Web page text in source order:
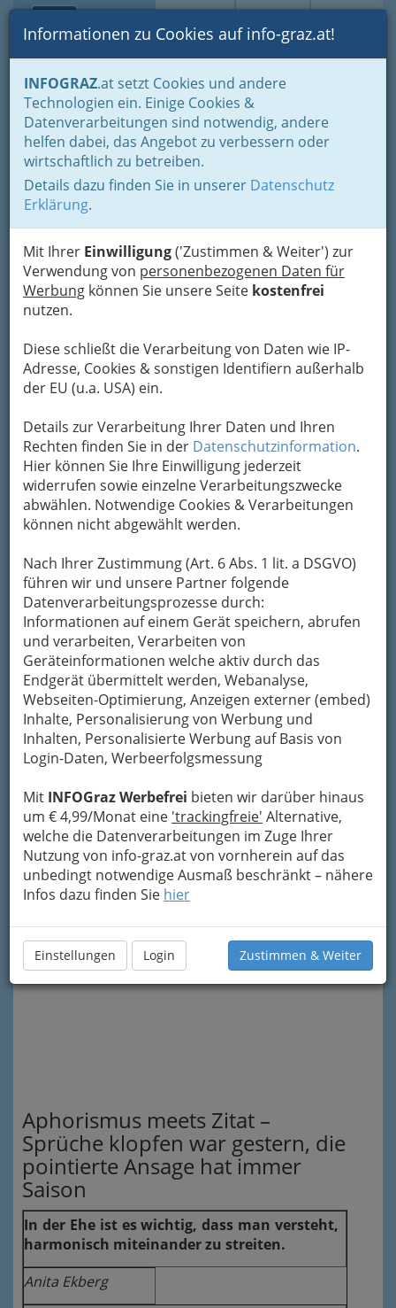
Suche Login Toggle
Informationen zu Cookies auf info-graz.at!
INFOGRAZ.at setzt Cookies und andere
Technologien ein. Einige Cookies &
Datenverarbeitungen sind notwendig, andere
helfen dabei, das Angebot zu verbessern oder
wirtschaftlich zu betreiben.
Details dazu finden Sie in unserer Datenschutz
Erklärung.
Mit Ihrer Einwilligung('Zustimmen & Weiter') zur
Verwendung von personenbezogenen Daten für
Werbung können Sie unsere Seite kostenfrei
nutzen.
Diese schließt die Verarbeitung von Daten wie IP-
Adresse, Cookies & sonstigen Identifiern außerhalb
der EU (u.a. USA) ein.
Details zur Verarbeitung Ihrer Daten und Ihren
Rechten finden Sie in der Datenschutzinformation.
Hier können Sie Ihre Einwilligung jederzeit
widerrufen sowie einzelne Verarbeitungszwecke
abwählen. Notwendige Cookies & Verarbeitungen
können nicht abgewählt werden.
Nach Ihrer Zustimmung (Art. 6 Abs. 1 lit. a DSGVO)
führen wir und unsere Partner folgende
Datenverarbeitungsprozesse durch:
Informationen auf einem Gerät speichern, abrufen
und verarbeiten, Verarbeiten von
Geräteinformationen welche aktiv durch das
Endgerät übermittelt werden, Webanalyse,
Webseiten-Optimierung, Anzeigen externer (embed)
Inhalte, Personalisierung von Werbung und
Inhalten, Personalisierte Werbung auf Basis von
Login-Daten, Werbeerfolgsmessung
Mit INFOGraz Werbefrei bieten wir darüber hinaus
um € 4,99/Monat eine 'trackingfreie' Alternative,
welche die Datenverarbeitungen im Zuge Ihrer
Nutzung von info-graz.at von vornherein auf das
unbedingt notwendige Ausmaß beschränkt – nähere
Infos dazu finden Sie hier
Einstellungen Login Zustimmen & Weiter
Home
Humor, Weisheit und Blödsinn, Skurriles und Schönes
Amüsante Archive
3. Quartal 2013
Geistreiches auf
INFOGRAZ.at im 3. Quartal
2013 - Archiv
Lebensweisheiten für alle
Lebenslagen
Sich vertragen „wie Hund und Katz“ – es kommt
eben immer darauf an, was man daraus macht!
Lassen Sie sich überraschen, wie treffsicher sich
Moral, Ästhetik und Politik auf die Schaufel
nehmenlassen, hier öffnen wir Ihnen ein
Fenster zu humorvollen Weltanschauungen.
Keine Panne und Situation im Alltag ist zu banal,
um sie nicht in geistreicher Fürsorglichkeit zu
hinterfragen und dann scharfsinnig bzw.
knochentrocken in wenige Worte gefasst
darzulegen.
Aphorismen, Zitate und Sprüche- vergessen
Sie die Zeit und verlieren Sie sich in der Welt
philosophischer Gedankensplitter.
Sie werden staunen, wieerheiternd brutal bzw.
erbarmungslos komischdie Realität von
großen Denkern und Denkerinnen und nicht
minder bedeutenden Namenlosen gesehen
Aphorismus meets Zitat –
Sprüche klopfen war gestern, die
pointierte Ansage hat immer
Saison
In der Ehe ist es wichtig, dass man versteht,
harmonisch miteinander zu streiten.
Anita Ekberg